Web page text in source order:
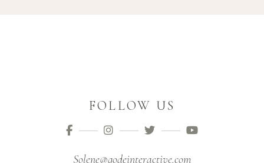
FOLLOW US
Solene@qodeinteractive.com